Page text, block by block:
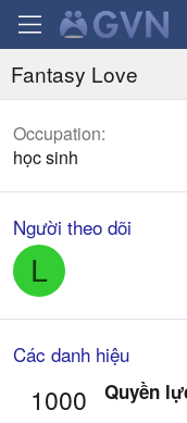
Fantasy Love
Occupation
học sinh
Người theo dõi
L
Các danh hiệu
1000 Quyền